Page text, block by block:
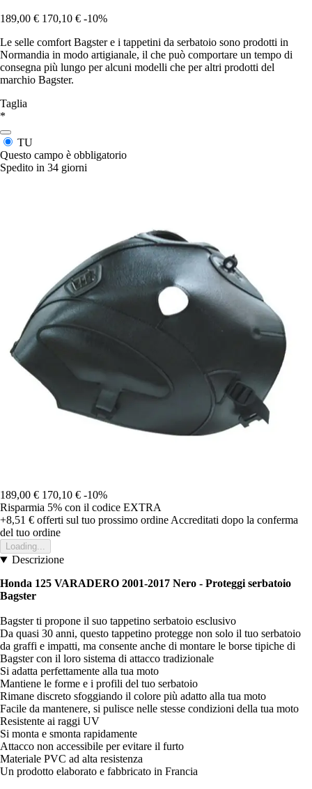
189,00 € 170,10 € -10%
Le selle comfort Bagster e i tappetini da serbatoio sono prodotti in
Normandia in modo artigianale, il che può comportare un tempo di
consegna più lungo per alcuni modelli che per altri prodotti del
marchio Bagster.
Taglia
*
TU
Questo campo è obbligatorio
Spedito in 34 giorni
189,00 € 170,10 € -10%
Risparmia 5% con il codice EXTRA
+8,51 € offerti sul tuo prossimo ordine Accreditati dopo la conferma
del tuo ordine
Loading...
Descrizione
Honda 125 VARADERO 2001-2017 Nero - Proteggi serbatoio
Bagster
Bagster ti propone il suo tappetino serbatoio esclusivo
Da quasi 30 anni, questo tappetino protegge non solo il tuo serbatoio
da graffi e impatti, ma consente anche di montare le borse tipiche di
Bagster con il loro sistema di attacco tradizionale
Si adatta perfettamente alla tua moto
Mantiene le forme e i profili del tuo serbatoio
Rimane discreto sfoggiando il colore più adatto alla tua moto
Facile da mantenere, si pulisce nelle stesse condizioni della tua moto
Resistente ai raggi UV
Si monta e smonta rapidamente
Attacco non accessibile per evitare il furto
Materiale PVC ad alta resistenza
Un prodotto elaborato e fabbricato in Francia